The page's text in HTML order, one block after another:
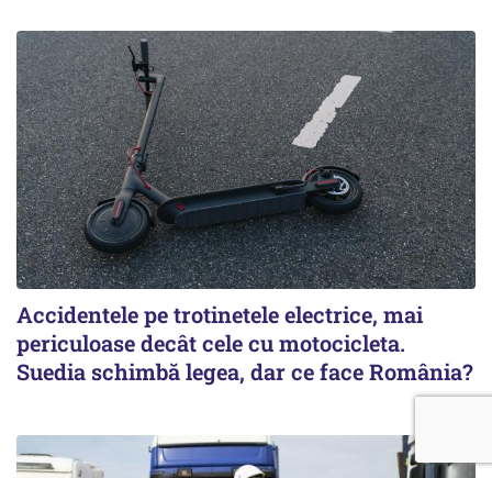
Accidentele pe trotinetele electrice, mai
periculoase decât cele cu motocicleta.
Suedia schimbă legea, dar ce face România?